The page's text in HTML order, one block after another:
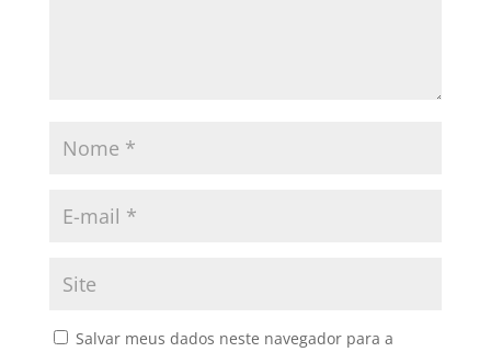
Salvar meus dados neste navegador para a